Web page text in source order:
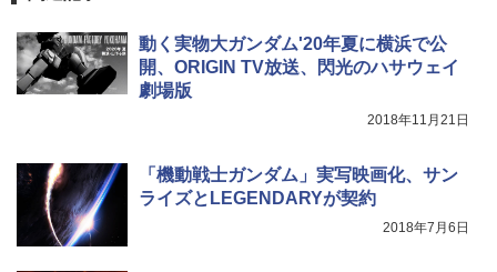
動く実物大ガンダム'20年夏に横浜で公
開、ORIGIN TV放送、閃光のハサウェイ
劇場版
2018年11月21日
「機動戦士ガンダム」実写映画化、サン
ライズとLEGENDARYが契約
2018年7月6日